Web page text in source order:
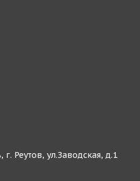
Реутов, ул.Заводская, д.1